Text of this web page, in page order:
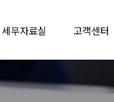
세무자료실 고객센터